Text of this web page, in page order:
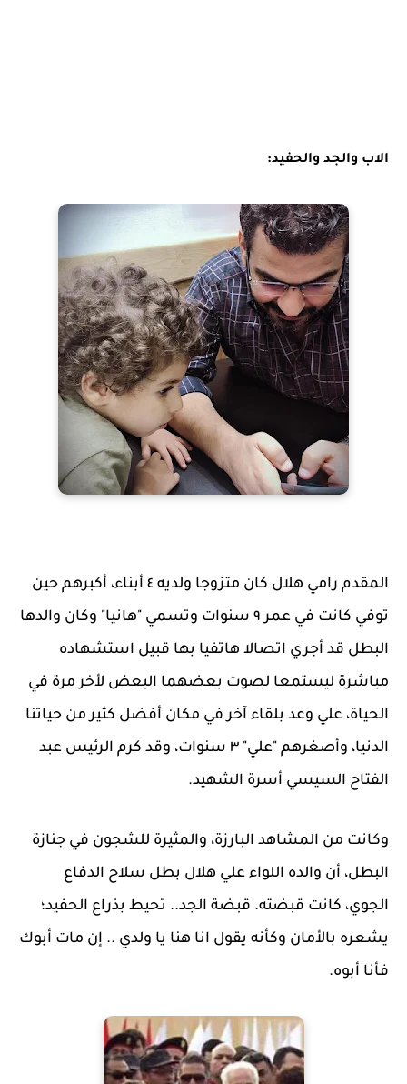
الاب والجد والحفيد:
المقدم رامي هلال كان متزوجا ولديه ٤ أبناء، أكبرهم حين
توفي كانت في عمر ٩ سنوات وتسمي "هانيا" وكان والدها
البطل قد أجري اتصالا هاتفيا بها قبيل استشهاده
مباشرة ليستمعا لصوت بعضهما البعض لأخر مرة في
الحياة، علي وعد بلقاء آخر في مكان أفضل كثير من حياتنا
الدنيا، وأصغرهم "علي" ٣ سنوات، وقد كرم الرئيس عبد
الفتاح السيسي أسرة الشهيد.
وكانت من المشاهد البارزة، والمثيرة للشجون في جنازة
البطل، أن والده اللواء علي هلال بطل سلاح الدفاع
الجوي، كانت قبضته. قبضة الجد.. تحيط بذراع الحفيد؛
يشعره بالأمان وكأنه يقول انا هنا يا ولدي .. إن مات أبوك
فأنا أبوه.